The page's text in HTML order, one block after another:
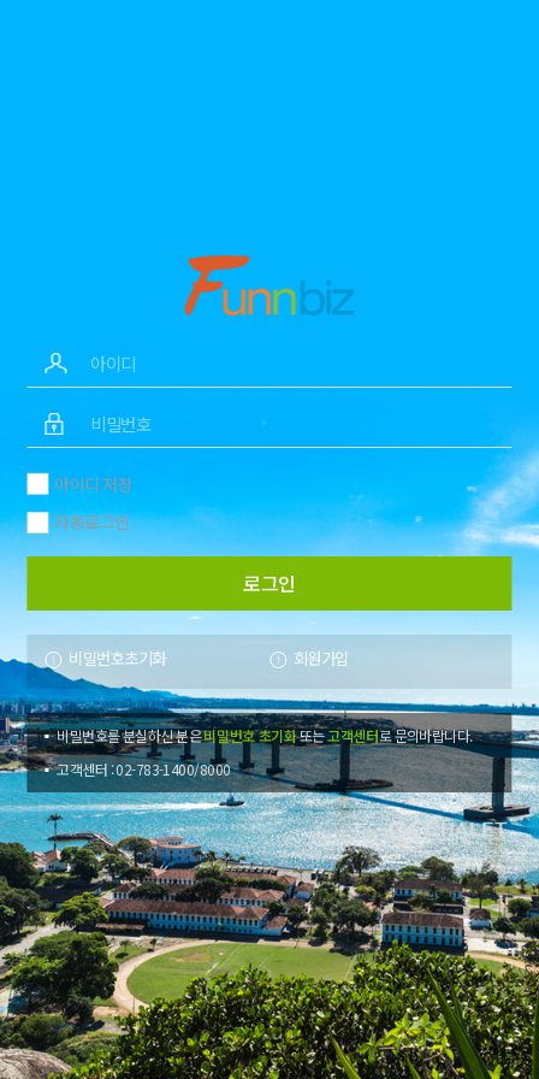
아이디 저장
자동로그인
비밀번호초기화 회원가입
비밀번호를 분실하신 분은비밀번호 초기화또는고객센터로 문의바랍니다.
고객센터 : 02-783-1400/8000